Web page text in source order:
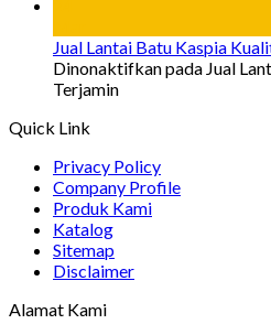
Jual Lantai Batu Kaspia
Dinonaktifkanpada Jual
Terjamin
Quick Link
Privacy Policy
Company Profile
Produk Kami
Katalog
Sitemap
Disclaimer
Alamat Kami